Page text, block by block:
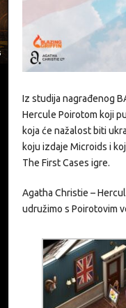
Iz studija nagrađenog
Hercule Poirotom koji
koja će nažalost biti
koju izdaje Microids i
The First Cases igre.
Agatha Christie –
udružimo s Poirotovim